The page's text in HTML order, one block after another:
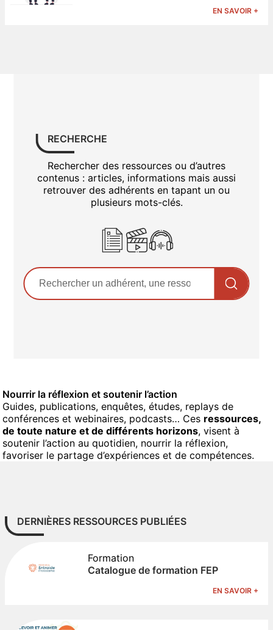
EN SAVOIR +
RECHERCHE
Rechercher des ressources ou d’autres
contenus : articles, informations mais aussi
retrouver des adhérents en tapant un ou
plusieurs mots-clés.
Rechercher sur le site
Nourrir la réflexion et soutenir l’action
Guides, publications, enquêtes, études, replays de
conférences et webinaires, podcasts… Ces ressources,
de toute nature et de différents horizons, visent à
soutenir l’action au quotidien, nourrir la réflexion,
favoriser le partage d’expériences et de compétences.
DERNIÈRES RESSOURCES PUBLIÉES
Formation
Catalogue de formation FEP
EN SAVOIR +